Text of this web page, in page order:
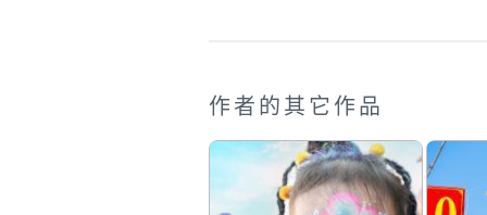
作者的其它作品